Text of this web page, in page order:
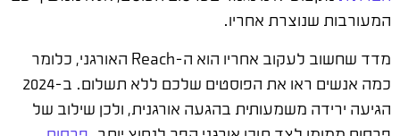
המעורבות שנוצרת אחריו.
מדד שחשוב לעקוב אחריו הוא ה-Reach האורגני, כלומר
כמה אנשים ראו את הפוסטים שלכם ללא תשלום. ב-2024
הגיעה ירידה משמעותית בהגעה אורגנית, ולכן שילוב של